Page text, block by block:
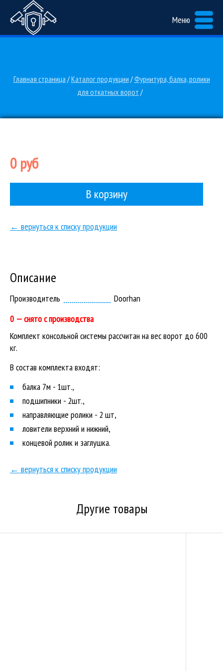
Меню
Главная страница /Каталог продукции /Фурнитура, балка, ролики
для откатных ворот /
0 руб
В корзину
← вернуться к списку продукции
Описание
Производитель
Doorhan
0 — снято с производства
Комплект консольной системы рассчитан на вес ворот до 600
кг.
В состав комплекта входят:
балка 7м - 1шт.,
подшипники - 2шт.,
направляющие ролики - 2 шт,
ловители верхний и нижний,
концевой ролик и заглушка.
← вернуться к списку продукции
Другие товары